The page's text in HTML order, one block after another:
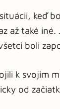
keď
až také
boli
k svojim
od